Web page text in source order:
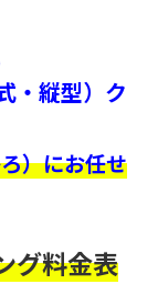
・縦型）ク
）にお任せ
グ料金表